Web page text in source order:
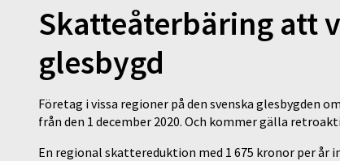
Skatteåterbäring att
glesbygd
Företag i vissa regioner på den svenska
från den 1 december 2020. Och kommer gälla
En regional skattereduktion med 1 675 kronor per